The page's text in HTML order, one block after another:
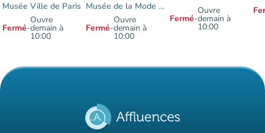
Musée Ville de Paris
Fermé-
Ouvre
demain à
10:00
Musée de la Mode de Paris
Fermé-
Ouvre
demain à
10:00
Fermé-
Ouvre
demain à
10:00